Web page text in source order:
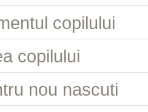
copilului
copilului
nou nascuti